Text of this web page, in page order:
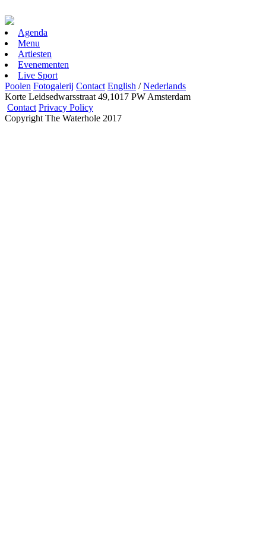
Agenda
Menu
Artiesten
Evenementen
Live Sport
Poolen Fotogalerij Contact English /Nederlands
Korte Leidsedwarsstraat 49,1017 PW Amsterdam
Contact Privacy Policy
Copyright The Waterhole 2017